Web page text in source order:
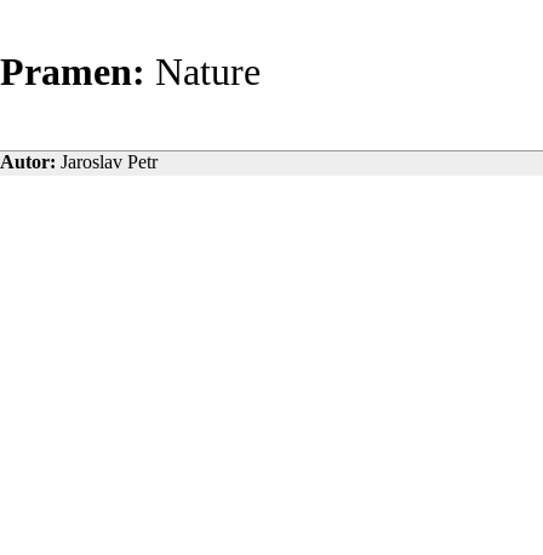
Pramen: Nature
Autor: Jaroslav Petr